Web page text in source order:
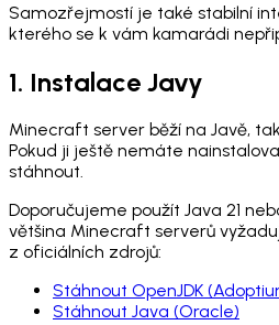
Samozřejmostí je také stabilní
kterého se k vám kamarádi
1. Instalace Javy
Minecraft server běží na Javě,
Pokud ji ještě nemáte
stáhnout.
Doporučujeme použít Java 21
většina Minecraft serverů
z oficiálních zdrojů:
Stáhnout OpenJDK
Stáhnout Java (Oracle)